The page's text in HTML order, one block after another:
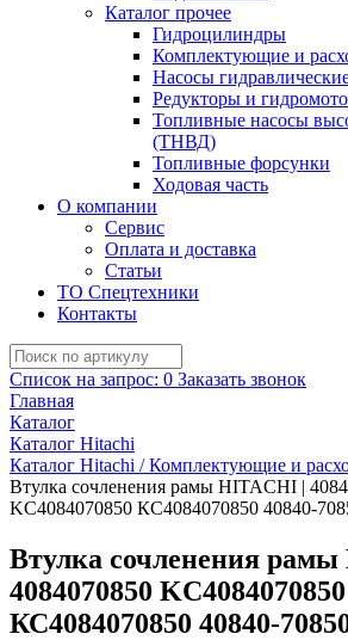
Каталог прочее
Гидроцилиндры
Комплектующие и
Насосы
Редукторы и
Топливные насосы
(ТНВД)
Топливные форсунки
Ходовая часть
О компании
Сервис
Оплата и доставка
Статьи
ТО Спецтехники
Контакты
Список на запрос: 0 Заказать звонок
Главная
Каталог
Каталог Hitachi
Каталог Hitachi / Комплектующие и
Втулка сочленения рамы HITACHI |
KC4084070850 КС4084070850 40840-
Втулка сочленения
4084070850 KC4084070850
КС4084070850 40840-